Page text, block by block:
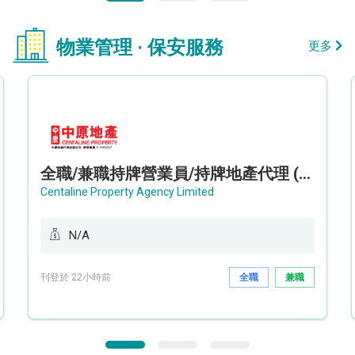
物業管理 · 保安服務 更多
全職/兼職持牌營業員/持牌地產代理 (長沙灣/將軍澳/油塘)
Centaline Property Agency Limited
N/A
刊登於 22小時前 全職 兼職